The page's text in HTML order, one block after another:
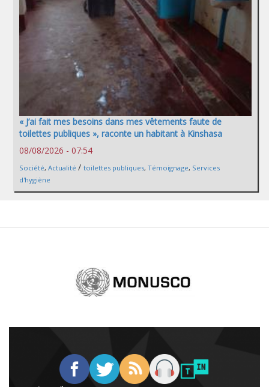
« J’ai fait mes besoins dans mes vêtements faute de
toilettes publiques », raconte un habitant à Kinshasa
08/08/2026 - 07:54
Société, Actualité / toilettes publiques, Témoignage, Services
d'hygiène